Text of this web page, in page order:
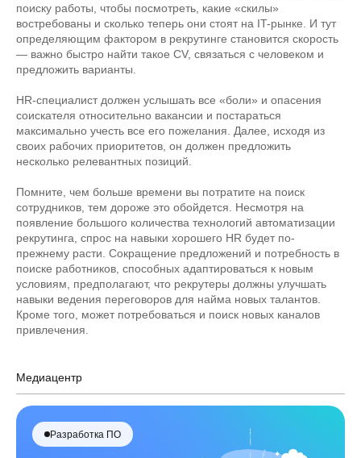
поиску работы, чтобы посмотреть, какие «скилы»
востребованы и сколько теперь они стоят на IT-рынке. И тут
определяющим фактором в рекрутинге становится скорость
— важно быстро найти такое CV, связаться с человеком и
предложить варианты.
HR-специалист должен услышать все «боли» и опасения
соискателя относительно вакансии и постараться
максимально учесть все его пожелания. Далее, исходя из
своих рабочих приоритетов, он должен предложить
несколько релевантных позиций.
Помните, чем больше времени вы потратите на поиск
сотрудников, тем дороже это обойдется. Несмотря на
появление большого количества технологий автоматизации
рекрутинга, спрос на навыки хорошего HR будет по-
прежнему расти. Сокращение предложений и потребность в
поиске работников, способных адаптироваться к новым
условиям, предполагают, что рекрутеры должны улучшать
навыки ведения переговоров для найма новых талантов.
Кроме того, может потребоваться и поиск новых каналов
привлечения.
Медиацентр
Разработка ПО